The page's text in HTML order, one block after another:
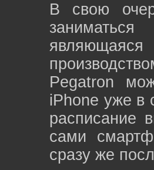
В свою
Pegatron
iPhone уже в
расписание
сами
сразу же